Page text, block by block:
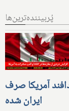
پُربیننده‌ترین‌ها
دوربرد و ۸۰% پدافند آمریکا صرف
ایران شده